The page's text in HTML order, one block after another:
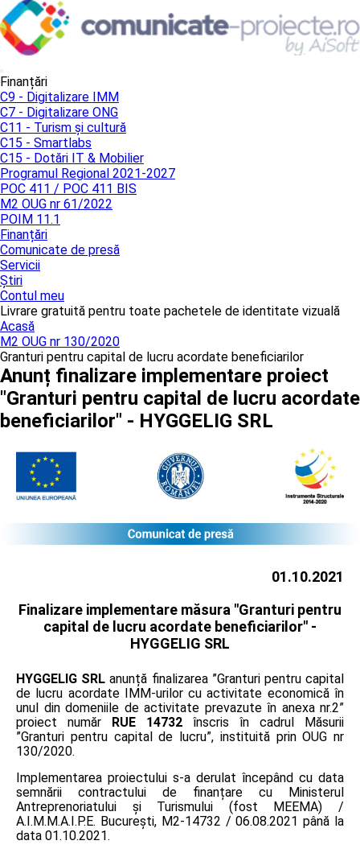
Finanțări
C9 - Digitalizare IMM
C7 - Digitalizare ONG
C11 - Turism și cultură
C15 - Smartlabs
C15 - Dotări IT & Mobilier
Programul Regional 2021-2027
POC 411 / POC 411 BIS
M2 OUG nr 61/2022
POIM 11.1
Finanțări
Comunicate de presă
Servicii
Știri
Contul meu
Livrare gratuită pentru toate pachetele de identitate vizuală
Acasă
M2 OUG nr 130/2020
Granturi pentru capital de lucru acordate beneficiarilor
Anunț finalizare implementare proiect
"Granturi pentru capital de lucru acordate
beneficiarilor" - HYGGELIG SRL
01.10.2021
Finalizare implementare măsura "Granturi pentru
capital de lucru acordate beneficiarilor" -
HYGGELIG SRL
HYGGELIG SRL anunță finalizarea ”Granturi pentru capital
de lucru acordate IMM-urilor cu activitate economică în
unul din domeniile de activitate prevazute în anexa nr.2”
proiect număr RUE 14732 înscris în cadrul Măsurii
”Granturi pentru capital de lucru”, instituită prin OUG nr
130/2020.
Implementarea proiectului s-a derulat începând cu data
semnării contractului de finanțare cu Ministerul
Antreprenoriatului și Turismului (fost MEEMA) /
A.I.M.M.A.I.P.E. București, M2-14732 / 06.08.2021 până la
data 01.10.2021.